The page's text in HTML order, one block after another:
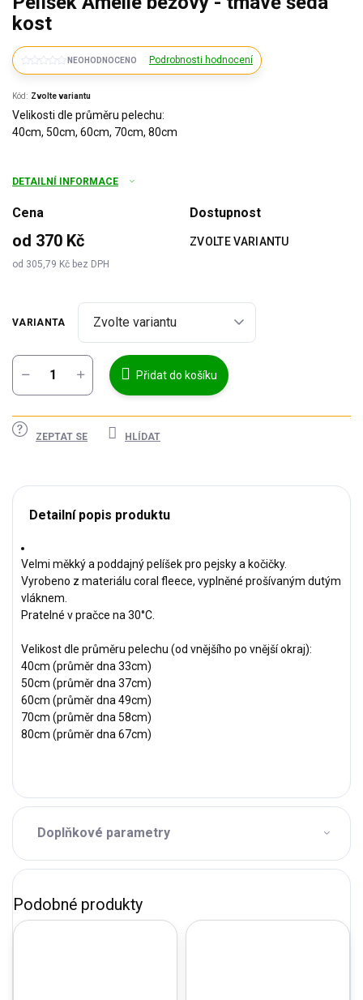
kost
NEOHODNOCENO Podrobnosti hodnocení
Kód: Zvolte variantu
Velikosti dle průměru pelechu:
40cm, 50cm, 60cm, 70cm, 80cm
DETAILNÍ INFORMACE
Cena
od 370 Kč
od 305,79 Kč bez DPH
Dostupnost
ZVOLTE VARIANTU
VARIANTA
Přidat do košíku
ZEPTAT SE HLÍDAT
Detailní popis produktu
Velmi měkký a poddajný pelíšek pro pejsky a kočičky.
Vyrobeno z materiálu coral fleece, vyplněné prošívaným dutým
vláknem.
Pratelné v pračce na 30°C.
Velikost dle průměru pelechu (od vnějšího po vnější okraj):
40cm (průměr dna 33cm)
50cm (průměr dna 37cm)
60cm (průměr dna 49cm)
70cm (průměr dna 58cm)
80cm (průměr dna 67cm)
Doplňkové parametry